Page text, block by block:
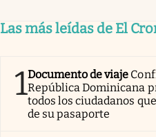
Las más leídas de El
1Documento de viaje
República Dominicana
todos los ciudadanos
de su pasaporte